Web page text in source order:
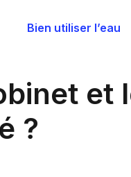
Bien utiliser l’eau
?